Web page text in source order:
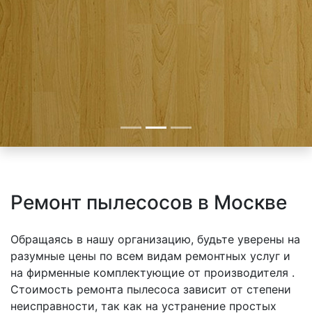
Ремонт пылесосов в Москве
Обращаясь в нашу организацию, будьте уверены на
разумные цены по всем видам ремонтных услуг и
на фирменные комплектующие от производителя .
Стоимость ремонта пылесоса зависит от степени
неисправности, так как на устранение простых